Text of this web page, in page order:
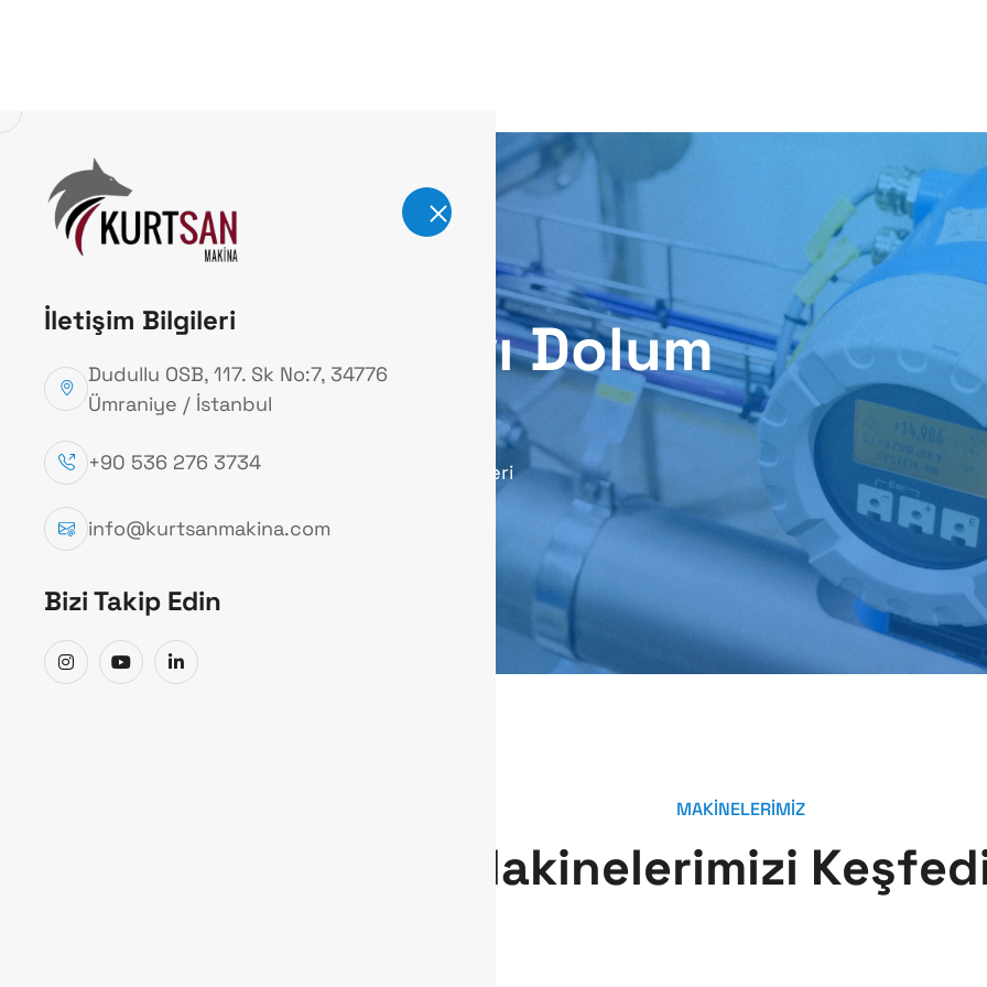
İletişim Bilgileri
Dudullu OSB, 117. Sk No:7, 34776
info@kurtsanmakina.com
Bizi Takip Edin
Otomatik Sıvı Dolum
Makineleri
Ana SayfaOtomatik Sıvı Dolum Makineleri
MAKİNELERİMİZ
Makinelerimizi Keşfed